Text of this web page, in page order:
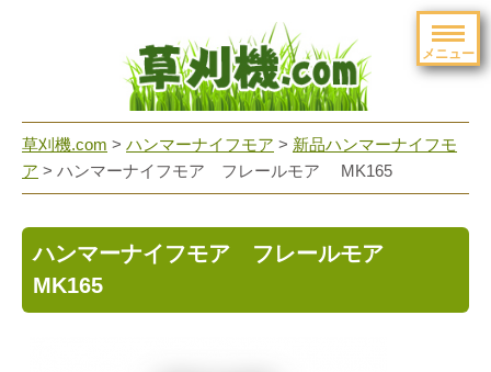
メニュー
草刈機.com > ハンマーナイフモア > 新品ハンマーナイフモ
ア > ハンマーナイフモア フレールモア MK165
ハンマーナイフモア フレールモア
MK165